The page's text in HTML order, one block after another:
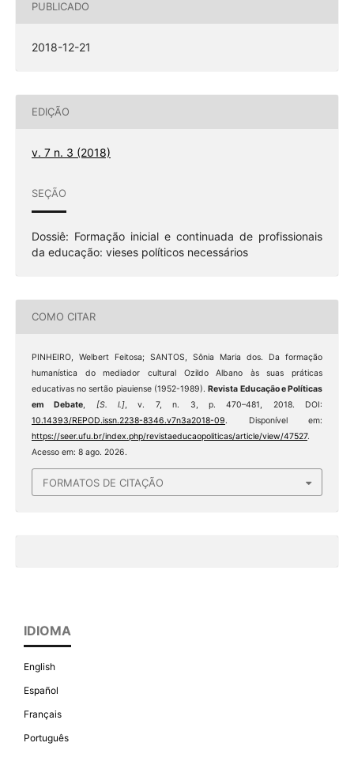
PUBLICADO
2018-12-21
EDIÇÃO
v. 7 n. 3 (2018)
SEÇÃO
Dossiê: Formação inicial e continuada de profissionais
da educação: vieses políticos necessários
COMO CITAR
PINHEIRO, Welbert Feitosa; SANTOS, Sônia Maria dos. Da formação
humanística do mediador cultural Ozildo Albano às suas práticas
educativas no sertão piauiense (1952-1989).Revista Educação e Políticas
em Debate, [S. l.], v. 7, n. 3, p. 470–481, 2018. DOI:
10.14393/REPOD.issn.2238-8346.v7n3a2018-09. Disponível em:
https://seer.ufu.br/index.php/revistaeducaopoliticas/article/view/47527.
Acesso em: 8 ago. 2026.
FORMATOS DE CITAÇÃO
IDIOMA
English
Español
Français
Português